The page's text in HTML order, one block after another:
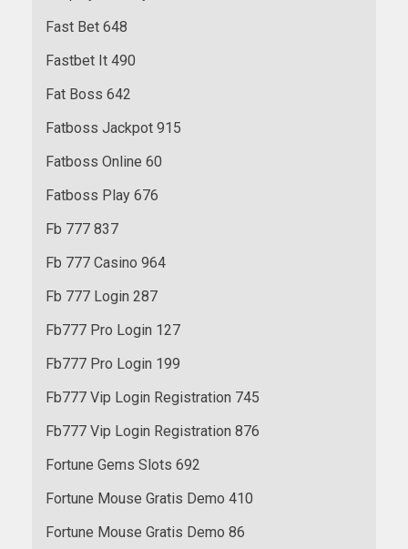
Fast Bet 648
Fastbet It 490
Fat Boss 642
Fatboss Jackpot 915
Fatboss Online 60
Fatboss Play 676
Fb 777 837
Fb 777 Casino 964
Fb 777 Login 287
Fb777 Pro Login 127
Fb777 Pro Login 199
Fb777 Vip Login Registration 745
Fb777 Vip Login Registration 876
Fortune Gems Slots 692
Fortune Mouse Gratis Demo 410
Fortune Mouse Gratis Demo 86